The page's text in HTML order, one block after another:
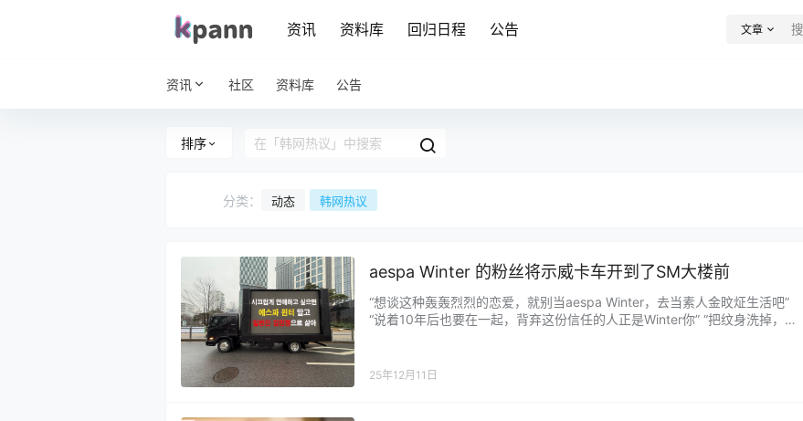
资讯 资料库 回归日程 公告 文章
资讯 社区 资料库 公告
排序
分类： 动态 韩网热议
aespa Winter 的粉丝将示威卡车开到了SM大楼前
“想谈这种轰轰烈烈的恋爱，就别当aespa Winter，去当素人金旼炡生活吧”
“说着10年后也要在一起，背弃这份信任的人正是Winter你” “把纹身洗掉，然
就是冤大头。你越是这样装死不回应，谣言的尺度就会越大，情况会越来越严
25年12月11日